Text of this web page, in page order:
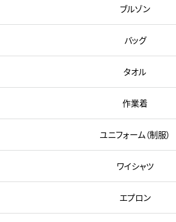
ブルゾン
バッグ
タオル
作業着
ユニフォーム（制服）
ワイシャツ
エプロン